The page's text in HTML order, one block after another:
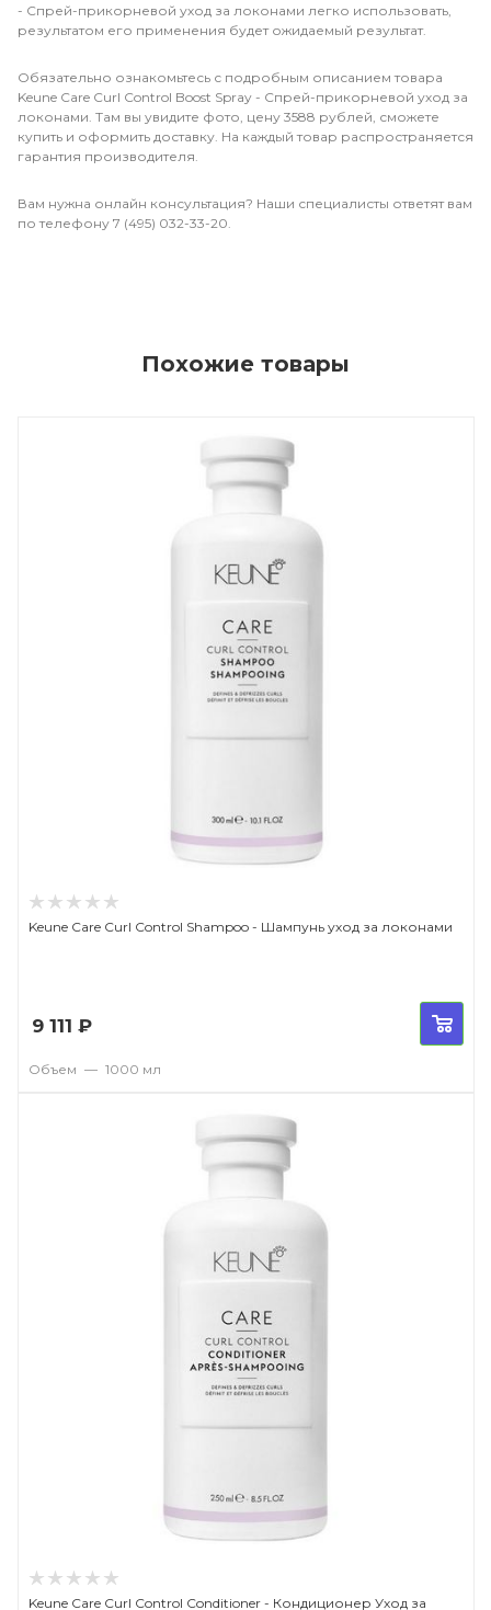
- Спрей-прикорневой уход за локонами легко использовать,
результатом его применения будет ожидаемый результат.
Обязательно ознакомьтесь с подробным описанием товара
Keune Care Curl Control Boost Spray - Спрей-прикорневой уход за
локонами. Там вы увидите фото, цену 3588 рублей, сможете
купить и оформить доставку. На каждый товар распространяется
гарантия производителя.
Вам нужна онлайн консультация? Наши специалисты ответят вам
по телефону 7 (495) 032-33-20.
Похожие товары
Keune Care Curl Control Shampoo - Шампунь уход за локонами
9 111 ₽
Объем — 1000 мл
Keune Care Curl Control Conditioner - Кондиционер Уход за